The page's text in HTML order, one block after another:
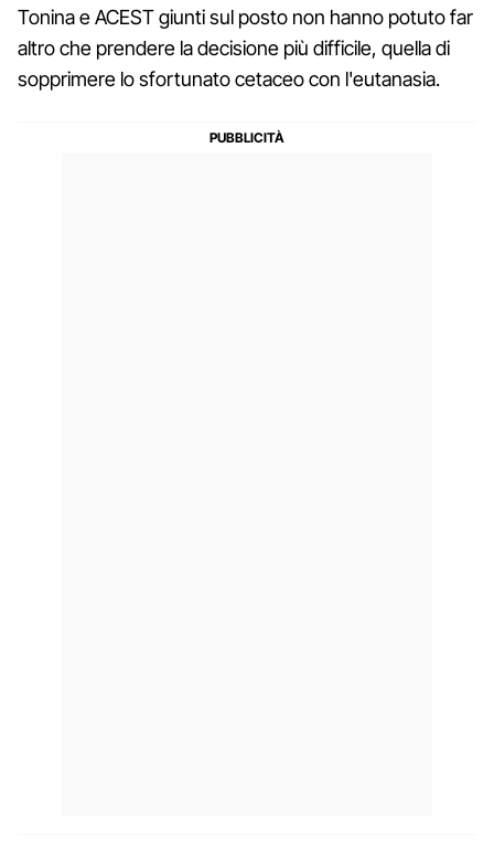
Tonina e ACEST giunti sul posto non hanno potuto far
altro che prendere la decisione più difficile, quella di
sopprimere lo sfortunato cetaceo con l'eutanasia.